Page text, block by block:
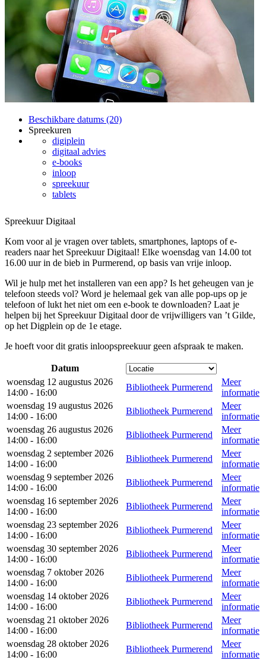
Beschikbare datums (20)
Spreekuren
digiplein
digitaal advies
e-books
inloop
spreekuur
tablets
Spreekuur Digitaal
Kom voor al je vragen over tablets, smartphones, laptops of e-
readers naar het Spreekuur Digitaal! Elke woensdag van 14.00 tot
16.00 uur in de bieb in Purmerend, op basis van vrije inloop.
Wil je hulp met het installeren van een app? Is het geheugen van je
telefoon steeds vol? Word je helemaal gek van alle pop-ups op je
telefoon of lukt het niet om een e-book te downloaden? Laat je
helpen bij het Spreekuur Digitaal door de vrijwilligers van ’t Gilde,
op het Digplein op de 1e etage.
Je hoeft voor dit gratis inloopspreekuur geen afspraak te maken.
Datum
woensdag 12 augustus 2026
14:00 - 16:00
Bibliotheek Purmerend
Meer
informatie
woensdag 19 augustus 2026
14:00 - 16:00
Bibliotheek Purmerend
Meer
informatie
woensdag 26 augustus 2026
14:00 - 16:00
Bibliotheek Purmerend
Meer
informatie
woensdag 2 september 2026
14:00 - 16:00
Bibliotheek Purmerend
Meer
informatie
woensdag 9 september 2026
14:00 - 16:00
Bibliotheek Purmerend
Meer
informatie
woensdag 16 september 2026
14:00 - 16:00
Bibliotheek Purmerend
Meer
informatie
woensdag 23 september 2026
14:00 - 16:00
Bibliotheek Purmerend
Meer
informatie
woensdag 30 september 2026
14:00 - 16:00
Bibliotheek Purmerend
Meer
informatie
woensdag 7 oktober 2026
14:00 - 16:00
Bibliotheek Purmerend
Meer
informatie
woensdag 14 oktober 2026
14:00 - 16:00
Bibliotheek Purmerend
Meer
informatie
woensdag 21 oktober 2026
14:00 - 16:00
Bibliotheek Purmerend
Meer
informatie
woensdag 28 oktober 2026
14:00 - 16:00
Bibliotheek Purmerend
Meer
informatie